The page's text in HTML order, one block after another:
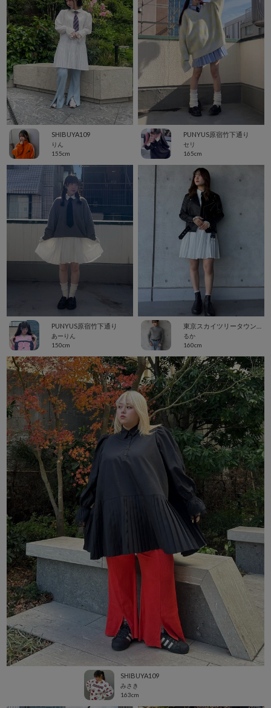
SHIBUYA109
りん
155cm
PUNYUS原宿竹下通り
セリ
165cm
PUNYUS原宿竹下通り
あーりん
150cm
るか
160cm
SHIBUYA109
みさき
163cm